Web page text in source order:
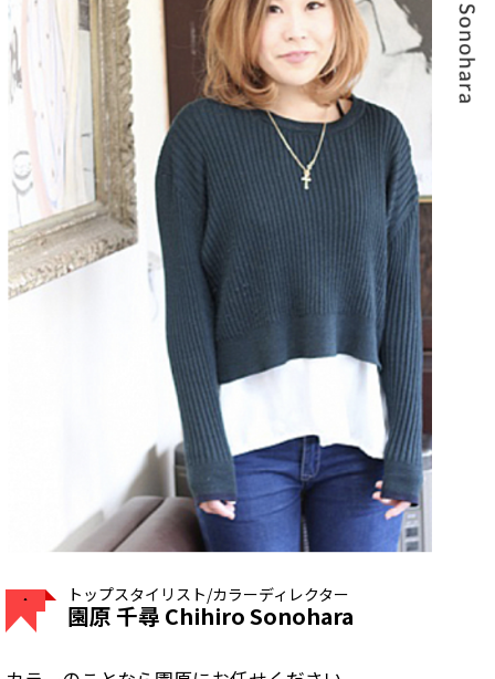
トップスタイリスト/カラーディレクター
園原 千尋 Chihiro Sonohara